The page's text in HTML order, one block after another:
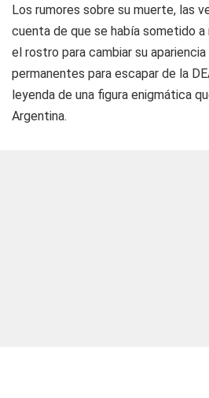
Los rumores sobre su muerte, las
cuenta de que se había sometido a
el rostro para cambiar su apariencia
permanentes para escapar de la
leyenda de una figura enigmática
Argentina.